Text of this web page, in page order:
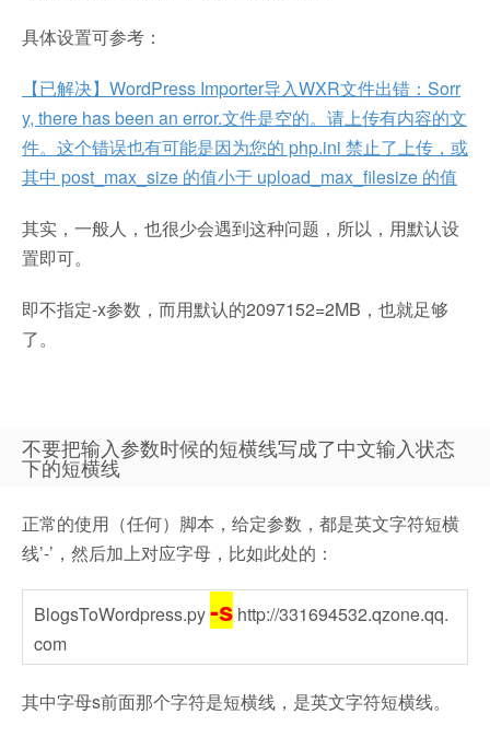
具体设置可参考：
【已解决】WordPress Importer导入WXR文件出错：Sorr
y, there has been an error.文件是空的。请上传有内容的文
件。这个错误也有可能是因为您的 php.ini 禁止了上传，或
其中 post_max_size 的值小于 upload_max_filesize 的值
其实，一般人，也很少会遇到这种问题，所以，用默认设
置即可。
即不指定-x参数，而用默认的2097152=2MB，也就足够
了。
不要把输入参数时候的短横线写成了中文输入状态
下的短横线
正常的使用（任何）脚本，给定参数，都是英文字符短横
线’-’，然后加上对应字母，比如此处的：
BlogsToWordpress.py-s http://331694532.qzone.qq.
com
其中字母s前面那个字符是短横线，是英文字符短横线。